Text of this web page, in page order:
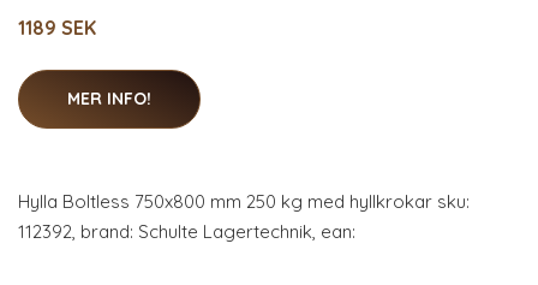
1189 SEK
MER INFO!
Hylla Boltless 750x800 mm 250 kg med hyllkrokar sku:
112392, brand: Schulte Lagertechnik, ean: